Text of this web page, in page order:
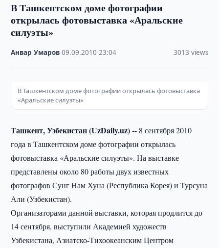
В Ташкентском доме фотографии
открылась фотовыставка «Аральские
силуэты»
Анвар Умаров ·09.09.2010 ·23:04 3013 views
В Ташкентском доме фотографии открылась фотовыставка
«Аральские силуэты»
Ташкент, Узбекистан (UzDaily.uz) -- 8 сентября 2010
года в Ташкентском доме фотографии открылась
фотовыставка «Аральские силуэты». На выставке
представлены около 80 работы двух известных
фотографов Сунг Нам Хуна (Республика Корея) и Турсуна
Али (Узбекистан).
Организаторами данной выставки, которая продлится до
14 сентября, выступили Академией художеств
Узбекистана, Азиатско-Тихоокеанским Центром